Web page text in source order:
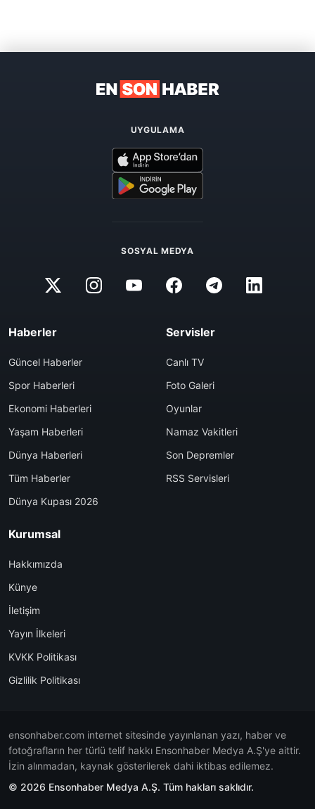
UYGULAMA
SOSYAL MEDYA
Haberler
Güncel Haberler
Spor Haberleri
Ekonomi Haberleri
Yaşam Haberleri
Dünya Haberleri
Tüm Haberler
Dünya Kupası 2026
Servisler
Canlı TV
Foto Galeri
Oyunlar
Namaz Vakitleri
Son Depremler
RSS Servisleri
Kurumsal
Hakkımızda
Künye
İletişim
Yayın İlkeleri
KVKK Politikası
Gizlilik Politikası
ensonhaber.com internet sitesinde yayınlanan yazı, haber ve
fotoğrafların her türlü telif hakkı Ensonhaber Medya A.Ş'ye aittir.
İzin alınmadan, kaynak gösterilerek dahi iktibas edilemez.
© 2026 Ensonhaber Medya A.Ş. Tüm hakları saklıdır.